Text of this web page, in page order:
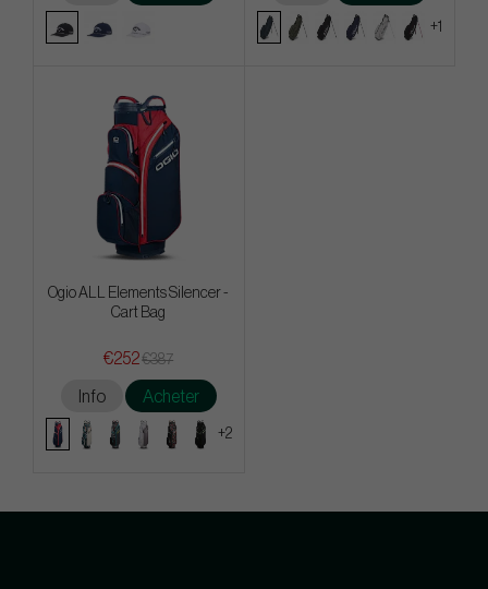
+1
Ogio ALL Elements Silencer -
Cart Bag
€252€387
Info Acheter
+2